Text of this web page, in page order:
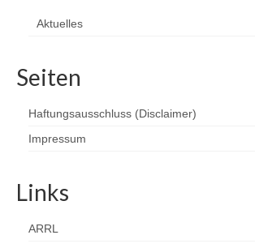
Aktuelles
Seiten
Haftungsausschluss (Disclaimer)
Impressum
Links
ARRL